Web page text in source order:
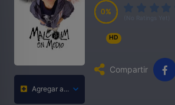
Agregar a...
0
0
0
0
(No Ratings Yet)
HD
Compartir